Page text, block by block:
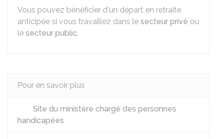
Vous pouvez bénéficier d'un départ en retraite
anticipée si vous travaillez dans le secteur privé ou
le secteur public.
Pour en savoir plus
Site du ministère chargé des personnes
handicapées